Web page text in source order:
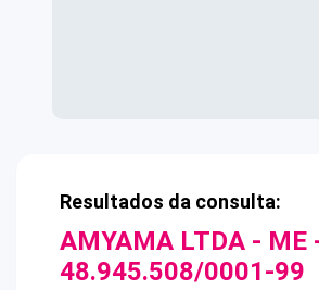
Resultados da consulta:
AMYAMA LTDA - ME
48.945.508/0001-99